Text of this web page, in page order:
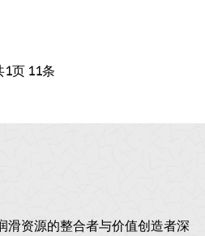
1页 11条
滑资源的整合者与价值创造者深